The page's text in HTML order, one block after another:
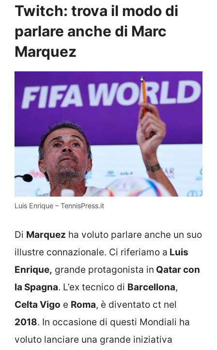
Twitch: trova il modo di
parlare anche di Marc
Marquez
Luis Enrique – TennisPress.it
Di Marquez ha voluto parlare anche un suo
illustre connazionale. Ci riferiamo a Luis
Enrique, grande protagonista in Qatar con
la Spagna. L’ex tecnico di Barcellona,
Celta Vigo e Roma, è diventato ct nel
2018. In occasione di questi Mondiali ha
voluto lanciare una grande iniziativa